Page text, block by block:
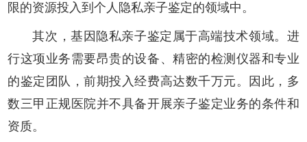
限的资源投入到个人隐私亲子鉴定的领域中。
其次，基因隐私亲子鉴定属于高端技术领域。进
行这项业务需要昂贵的设备、精密的检测仪器和专业
的鉴定团队，前期投入经费高达数千万元。因此，多
数三甲正规医院并不具备开展亲子鉴定业务的条件和
资质。